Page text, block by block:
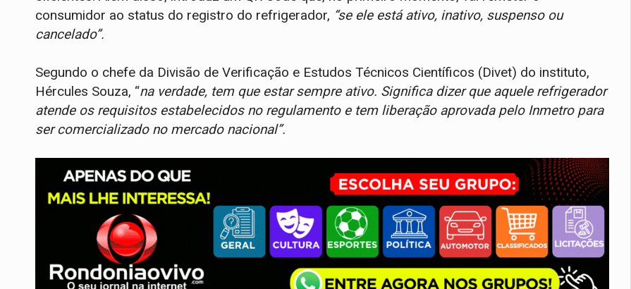
consumidor ao status do registro do refrigerador, “se ele está ativo, inativo, suspenso ou
cancelado”.
Segundo o chefe da Divisão de Verificação e Estudos Técnicos Científicos (Divet) do instituto,
Hércules Souza, “na verdade, tem que estar sempre ativo. Significa dizer que aquele refrigerador
atende os requisitos estabelecidos no regulamento e tem liberação aprovada pelo Inmetro para
ser comercializado no mercado nacional”.